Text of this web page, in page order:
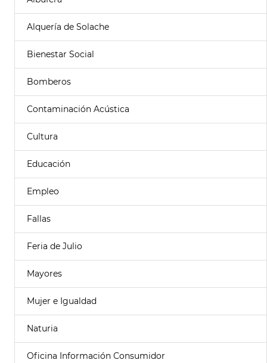
Alquería de Solache
Bienestar Social
Bomberos
Contaminación Acústica
Cultura
Educación
Empleo
Fallas
Feria de Julio
Mayores
Mujer e Igualdad
Naturia
Oficina Información Consumidor